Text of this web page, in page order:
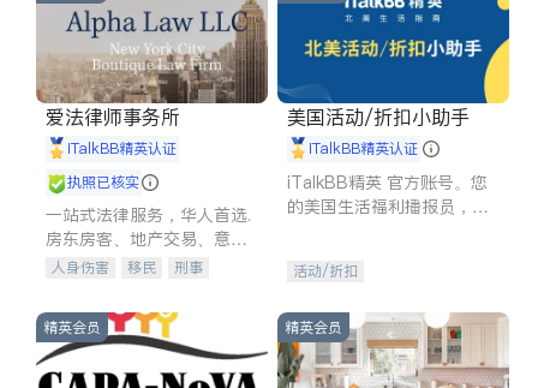
爱法律师事务所
iTalkBB精英认证
执照已核实
一站式法律服务，华人首选.
房东房客、地产交易、意外
伤害、车祸重伤、商业诉
建筑合同、刑事案件全包办
人身伤害 移民
刑事
信托/遗嘱
商业
索赔
律师-其它 保释
美国活动/折扣小助手
iTalkBB精英认证
iTalkBB精英 官方账号。您
的美国生活福利播报员，精
专属福利。
活动/折扣
精英会员 精英会员